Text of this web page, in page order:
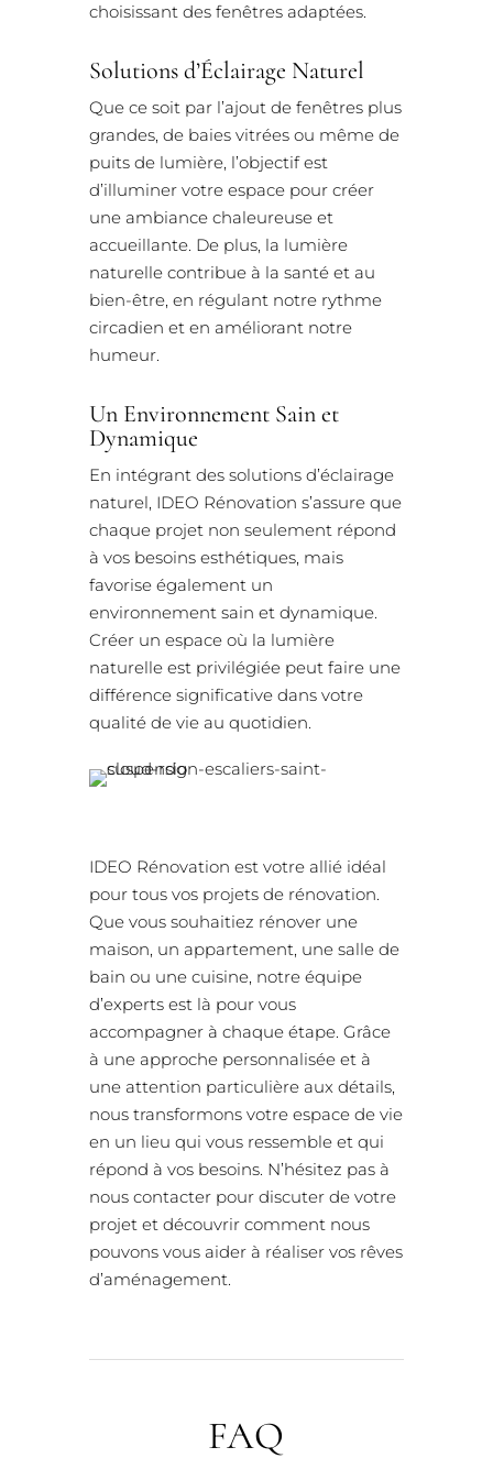
choisissant des fenêtres adaptées.
Solutions d’Éclairage Naturel
Que ce soit par l’ajout de fenêtres plus
grandes, de baies vitrées ou même de
puits de lumière, l’objectif est
d’illuminer votre espace pour créer
une ambiance chaleureuse et
accueillante. De plus, la lumière
naturelle contribue à la santé et au
bien-être, en régulant notre rythme
circadien et en améliorant notre
humeur.
Un Environnement Sain et
Dynamique
En intégrant des solutions d’éclairage
naturel, IDEO Rénovation s’assure que
chaque projet non seulement répond
à vos besoins esthétiques, mais
favorise également un
environnement sain et dynamique.
Créer un espace où la lumière
naturelle est privilégiée peut faire une
différence significative dans votre
qualité de vie au quotidien.
IDEO Rénovation est votre allié idéal
pour tous vos projets de rénovation.
Que vous souhaitiez rénover une
maison, un appartement, une salle de
bain ou une cuisine, notre équipe
d’experts est là pour vous
accompagner à chaque étape. Grâce
à une approche personnalisée et à
une attention particulière aux détails,
nous transformons votre espace de vie
en un lieu qui vous ressemble et qui
répond à vos besoins. N’hésitez pas à
nous contacter pour discuter de votre
projet et découvrir comment nous
pouvons vous aider à réaliser vos rêves
d’aménagement.
FAQ